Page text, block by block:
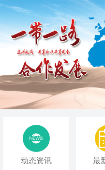

动态资讯 最